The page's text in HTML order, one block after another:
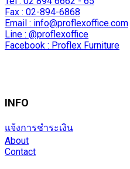
Fax : 02-894-6868
Email : info@proflexoffice.com
Line : @proflexoffice
Facebook : Proflex Furniture
INFO
แจ้งการชำระเงิน
About
Contact